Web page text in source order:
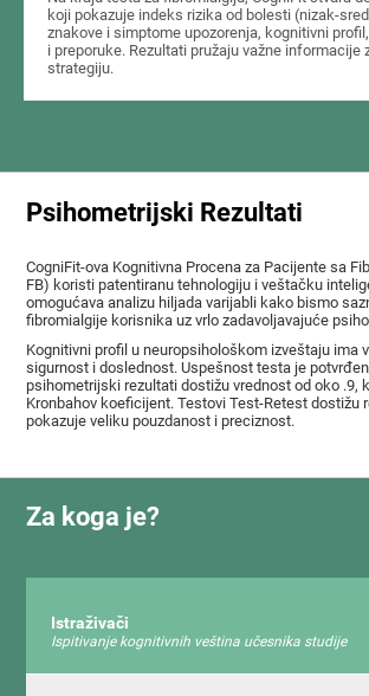
koji pokazuje indeks rizika od bolesti (nizak-
znakove i simptome upozorenja, kognitivni
i preporuke. Rezultati pružaju važne informacije
strategiju.
Psihometrijski Rezultati
CogniFit-ova Kognitivna Procena za Pacijente sa
FB) koristi patentiranu tehnologiju i veštačku
omogućava analizu hiljada varijabli kako bismo
fibromialgije korisnika uz vrlo zadavoljavajuće
Kognitivni profil u neuropsihološkom izveštaju ima
sigurnost i doslednost. Uspešnost testa je
psihometrijski rezultati dostižu vrednost od oko .9,
Kronbahov koeficijent. Testovi Test-Retest dostižu
pokazuje veliku pouzdanost i preciznost.
Za koga je?
Istraživači
Ispitivanje kognitivnih veština učesnika studije